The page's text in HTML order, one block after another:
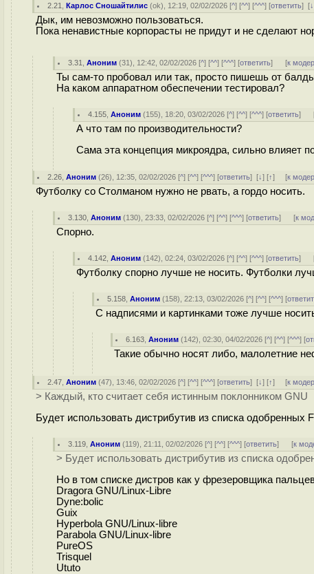
2.21 ,Карлос Сношайтилис (ok), 12:19, 02/02/2026 [^] [^^] [^^^] [ответить][↓
Дык, им невозможно пользоваться.
Пока ненавистные корпорасты не придут и не сделают
3.31 ,Аноним (31), 12:42, 02/02/2026 [^] [^^] [^^^] [ответить] [к
Ты сам-то пробовал или так, просто пишешь от
На каком аппаратном обеспечении тестировал?
4.155 ,Аноним (155), 18:20, 03/02/2026 [^] [^^] [^^^] [ответить]
А что там по производительности?
Сама эта концепция микроядра, сильно влияет
2.26 ,Аноним (26), 12:35, 02/02/2026 [^] [^^] [^^^] [ответить][↓] [↑] [к
Футболку со Столманом нужно не рвать, а гордо носить.
3.130 ,Аноним (130), 23:33, 02/02/2026 [^] [^^] [^^^] [ответить] [к
Спорно.
4.142 ,Аноним (142), 02:24, 03/02/2026 [^] [^^] [^^^] [ответить]
Футболку спорно лучше не носить. Футболки
5.158 ,Аноним (158), 22:13, 03/02/2026 [^] [^^] [^^^] [
С надписями и картинками тоже лучше
6.163 ,Аноним (142), 02:30, 04/02/2026 [^] [^^] [^^^] [
Такие обычно носят либо, малолетние
2.47 ,Аноним (47), 13:46, 02/02/2026 [^] [^^] [^^^] [ответить][↓] [↑] [к
> Каждый, кто считает себя истинным поклонником GNU
Будет использовать дистрибутив из списка одобренных
3.119 ,Аноним (119), 21:11, 02/02/2026 [^] [^^] [^^^] [ответить] [к
> Будет использовать дистрибутив из списка
Но в том списке дистров как у фрезеровщика
Dragora GNU/Linux-Libre
Dyne:bolic
Guix
Hyperbola GNU/Linux-libre
Parabola GNU/Linux-libre
PureOS
Trisquel
Ututo